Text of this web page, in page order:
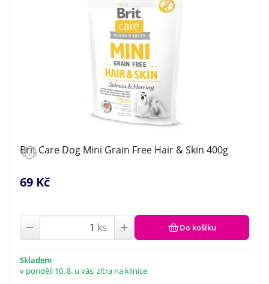
Brit Care Dog Mini Grain Free Hair & Skin 400g
69 Kč
ks Do košíku
Skladem
v pondělí 10. 8. u vás, zítra na klinice